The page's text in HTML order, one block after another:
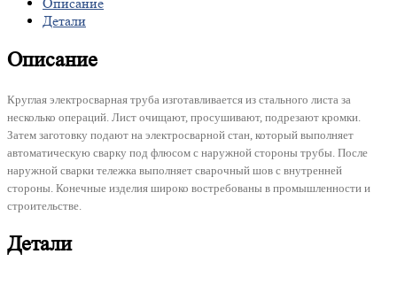
Детали
Описание
Круглая электросварная труба изготавливается из стального листа за
несколько операций. Лист очищают, просушивают, подрезают кромки.
Затем заготовку подают на электросварной стан, который выполняет
автоматическую сварку под флюсом с наружной стороны трубы. После
наружной сварки тележка выполняет сварочный шов с внутренней
стороны. Конечные изделия широко востребованы в промышленности и
строительстве.
Детали